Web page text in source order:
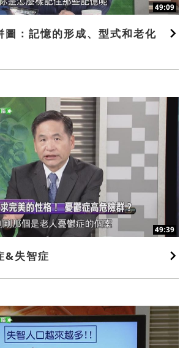
49:09
圖：記憶的形成、型式和老化
49:39
&失智症